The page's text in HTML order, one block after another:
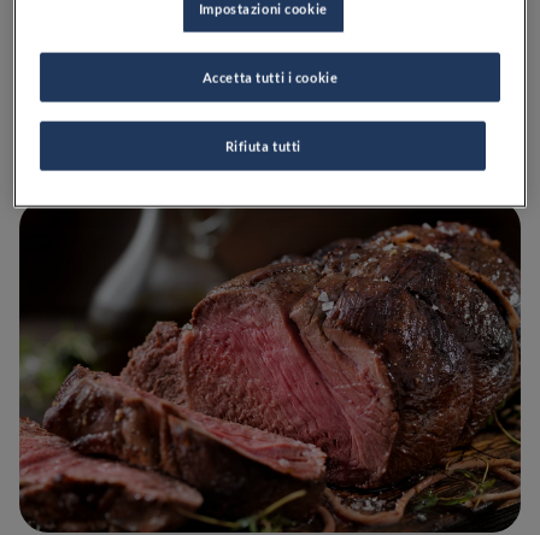
I tagli di cervo e i loro usi
Impostazioni cookie
Rifiuta tutti
Accetta tutti i cookie